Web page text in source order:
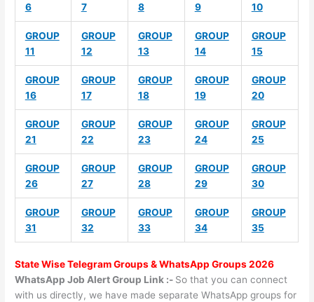
6
7
8
9
10
GROUP
11
GROUP
12
GROUP
13
GROUP
14
GROUP
15
GROUP
16
GROUP
17
GROUP
18
GROUP
19
GROUP
20
GROUP
21
GROUP
22
GROUP
23
GROUP
24
GROUP
25
GROUP
26
GROUP
27
GROUP
28
GROUP
29
GROUP
30
GROUP
31
GROUP
32
GROUP
33
GROUP
34
GROUP
35
State WiseTelegram Groups& WhatsApp Groups 2026
WhatsApp Job Alert Group Link :- So that you can connect
with us directly, we have made separate WhatsApp groups for